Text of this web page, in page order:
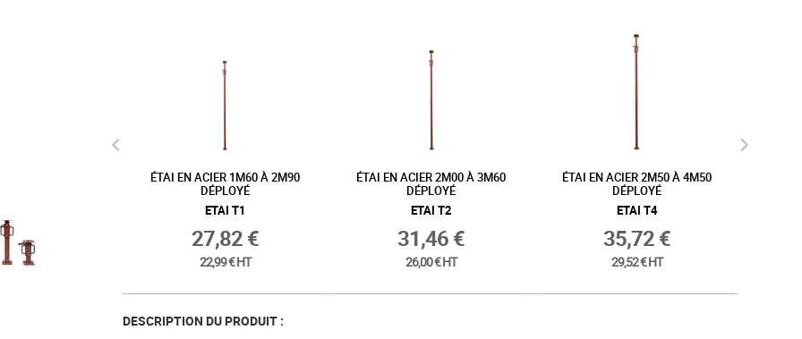
2M50 À 4M50
€
29,52 € HT
ÉTAI EN ACIER 3M À 5M DÉPLOYÉ
ETAI T5
46,69 €
38,59 € HT
ÉTRÉSILLON EN ACIER 0.25M À
0.5M DÉPLOYÉ
ETRES 0
15,44 €
12,76 € HT
ÉTRÉSILLON EN ACIER 0.5M À
0.9M DÉPLOYÉ
ETRES 1
21,15 €
17,48 € HT
DESCRIPTION DU PRODUIT :